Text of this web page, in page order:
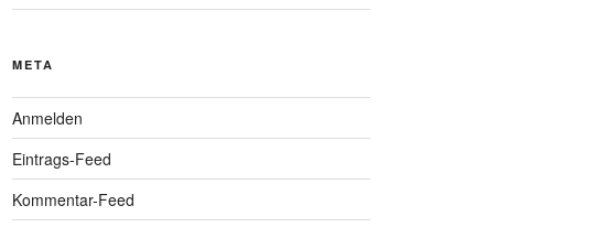
META
Anmelden
Eintrags-Feed
Kommentar-Feed